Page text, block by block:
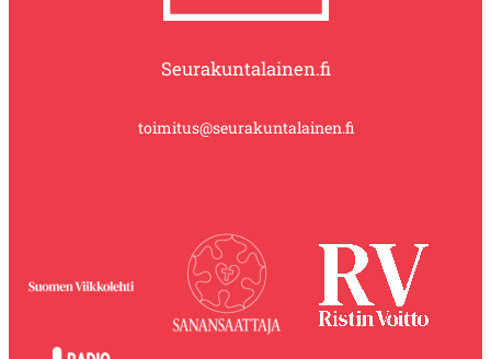
Seurakuntalainen.fi
toimitus@seurakuntalainen.fi